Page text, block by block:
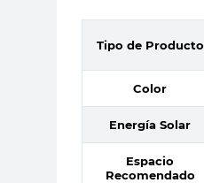
Tipo de Producto
Color
Energía Solar
Espacio
Recomendado